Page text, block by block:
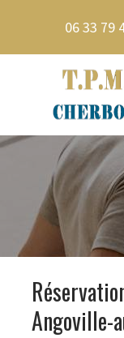
06 33 79
Angoville-